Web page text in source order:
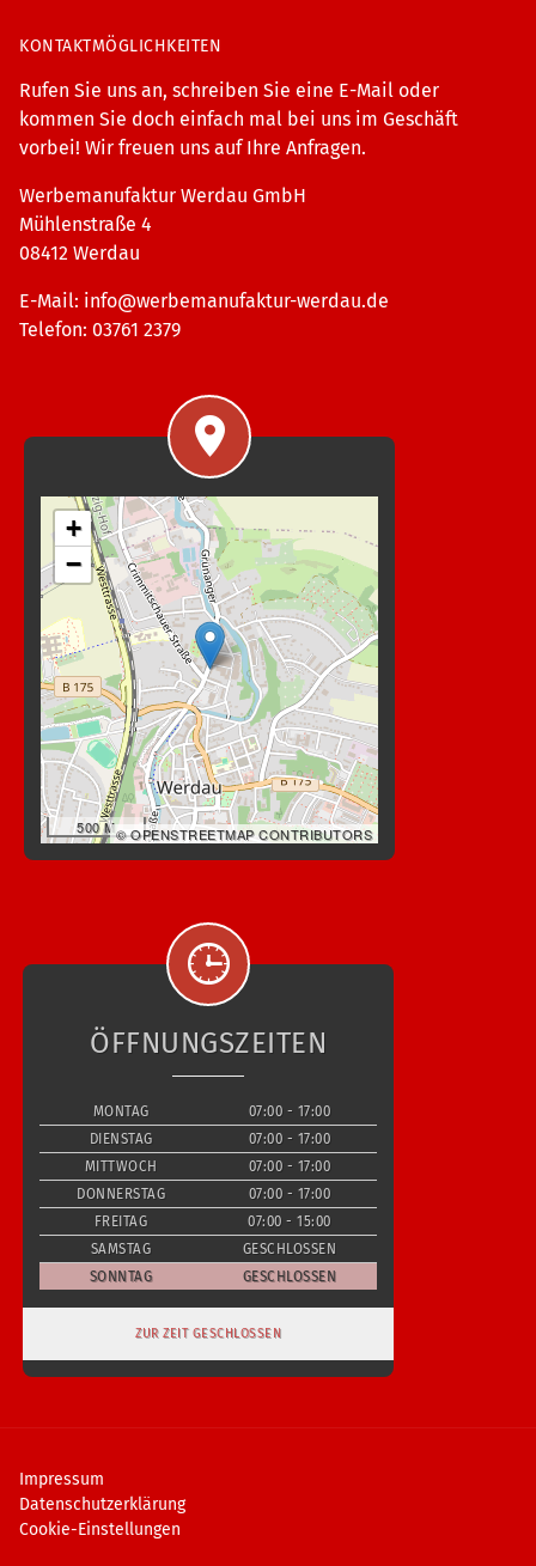
KONTAKTMÖGLICHKEITEN
Rufen Sie uns an, schreiben Sie eine E-Mail oder
kommen Sie doch einfach mal bei uns im Geschäft
vorbei! Wir freuen uns auf Ihre Anfragen.
Werbemanufaktur Werdau GmbH
Mühlenstraße 4
08412 Werdau
E-Mail: info@werbemanufaktur-werdau.de
Telefon: 03761 2379
+
−
500 M© OPENSTREETMAP CONTRIBUTORS
ÖFFNUNGSZEITEN
MONTAG
07:00 - 17:00
DIENSTAG
07:00 - 17:00
MITTWOCH
07:00 - 17:00
DONNERSTAG
07:00 - 17:00
FREITAG
07:00 - 15:00
SAMSTAG
GESCHLOSSEN
SONNTAG
GESCHLOSSEN
ZUR ZEIT GESCHLOSSEN
Impressum
Datenschutzerklärung
Cookie-Einstellungen